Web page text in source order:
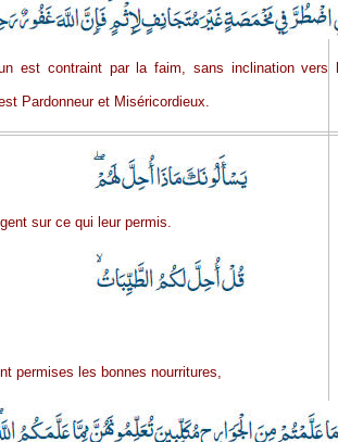
est contraint par la faim, sans inclination vers
Pardonneur et Miséricordieux.
sur ce qui leur permis.
permises les bonnes nourritures,